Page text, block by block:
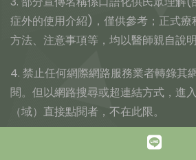
症外的使用介紹)，僅供參考；正式療
方法、注意事項等，均以醫師親自說明
4. 禁止任何網際網路服務業者轉錄其
閱。但以網路搜尋或超連結方式，進
（域）直接點閱者，不在此限。